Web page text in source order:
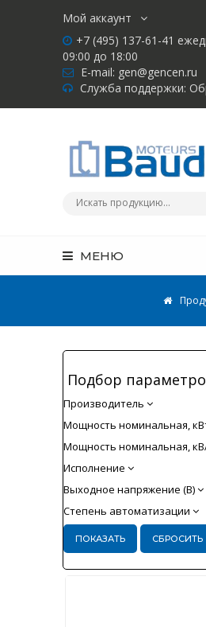
Мой аккаунт
+7 (495) 137-61-41
09:00 до 18:00
E-mail: gen@gencen.ru
Служба поддержки:
МЕНЮ
Подбор
Производитель
Мощность номинальная,
Мощность номинальная,
Исполнение
Выходное напряжение (В)
Степень автоматизации